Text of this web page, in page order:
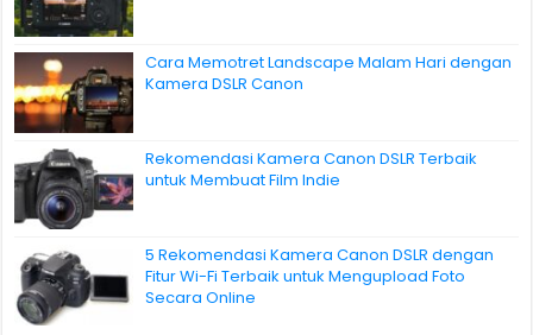
Cara Memotret Landscape Malam Hari dengan
Kamera DSLR Canon
Rekomendasi Kamera Canon DSLR Terbaik
untuk Membuat Film Indie
5 Rekomendasi Kamera Canon DSLR dengan
Fitur Wi-Fi Terbaik untuk Mengupload Foto
Secara Online